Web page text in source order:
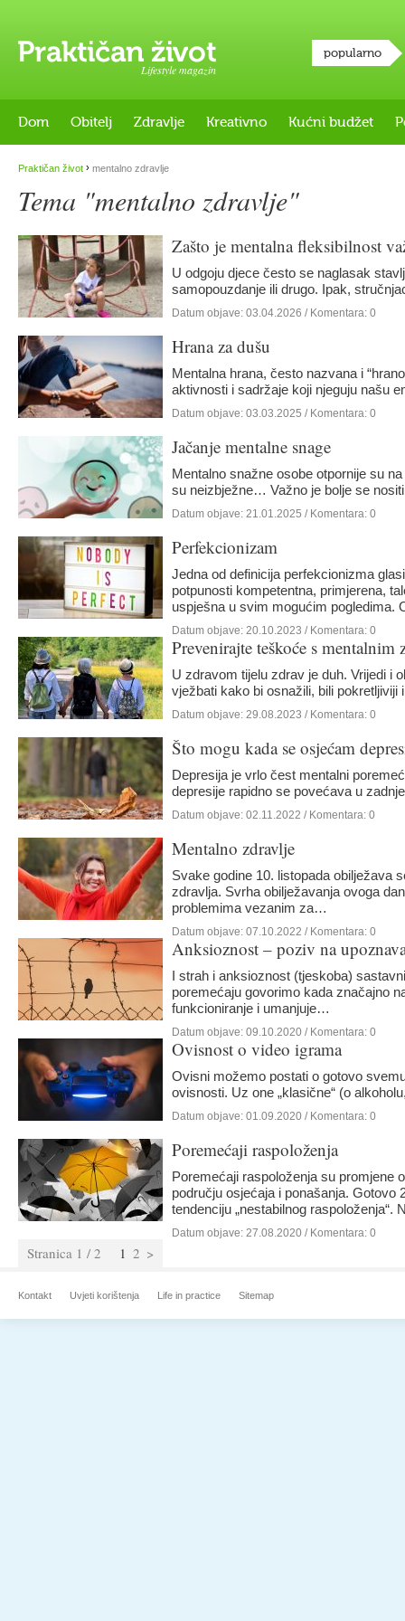
Lifestyle magazin
popularno
Dom Obitelj Zdravlje Kreativno Kućni budžet
Praktičan život › mentalno zdravlje
Tema "mentalno zdravlje"
Zašto je mentalna fleksibilnost
U odgoju djece često se naglasak
samopouzdanje ili drugo. Ipak,
Datum objave: 03.04.2026 / Komentara: 0
Hrana za dušu
Mentalna hrana, često nazvana i
aktivnosti i sadržaje koji njeguju našu
Datum objave: 03.03.2025 / Komentara: 0
Jačanje mentalne snage
Mentalno snažne osobe otpornije su
su neizbježne… Važno je bolje se
Datum objave: 21.01.2025 / Komentara: 0
Perfekcionizam
Jedna od definicija perfekcionizma
potpunosti kompetentna, primjerena,
uspješna u svim mogućim pogledima.
Datum objave: 20.10.2023 / Komentara: 0
Prevenirajte teškoće s mentalnim
U zdravom tijelu zdrav je duh. Vrijedi i
vježbati kako bi osnažili, bili
Datum objave: 29.08.2023 / Komentara: 0
Što mogu kada se osjećam
Depresija je vrlo čest mentalni
depresije rapidno se povećava u
Datum objave: 02.11.2022 / Komentara: 0
Mentalno zdravlje
Svake godine 10. listopada obilježava
zdravlja. Svrha obilježavanja ovoga
problemima vezanim za…
Datum objave: 07.10.2022 / Komentara: 0
Anksioznost – poziv na
I strah i anksioznost (tjeskoba)
poremećaju govorimo kada značajno
funkcioniranje i umanjuje…
Datum objave: 09.10.2020 / Komentara: 0
Ovisnost o video igrama
Ovisni možemo postati o gotovo
ovisnosti. Uz one „klasične“ (o
Datum objave: 01.09.2020 / Komentara: 0
Poremećaji raspoloženja
Poremećaji raspoloženja su promjene
području osjećaja i ponašanja. Gotovo
tendenciju „nestabilnog
Datum objave: 27.08.2020 / Komentara: 0
Stranica 1 / 2 1 2 >
Kontakt Uvjeti korištenja Life in practice Sitemap